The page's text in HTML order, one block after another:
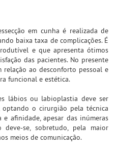
em cunha é realizada de
baixa taxa de complicações. É
e que apresenta ótimos
das pacientes. No presente
relação ao desconforto pessoal e
funcional e estética.
lábios ou labioplastia deve ser
o cirurgião pela técnica
afinidade, apesar das inúmeras
deve-se, sobretudo, pela maior
meios de comunicação.